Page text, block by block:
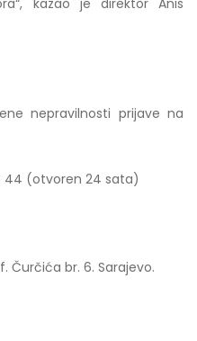
nepravilnosti prijave na
44 (otvoren 24 sata)
Čurčića br. 6. Sarajevo.